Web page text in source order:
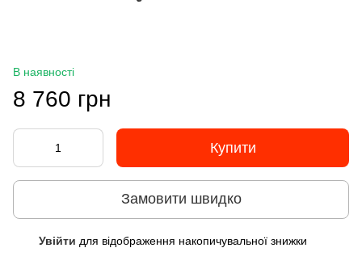
В наявності
8 760 грн
Купити
Замовити швидко
Увійти для відображення накопичувальної знижки